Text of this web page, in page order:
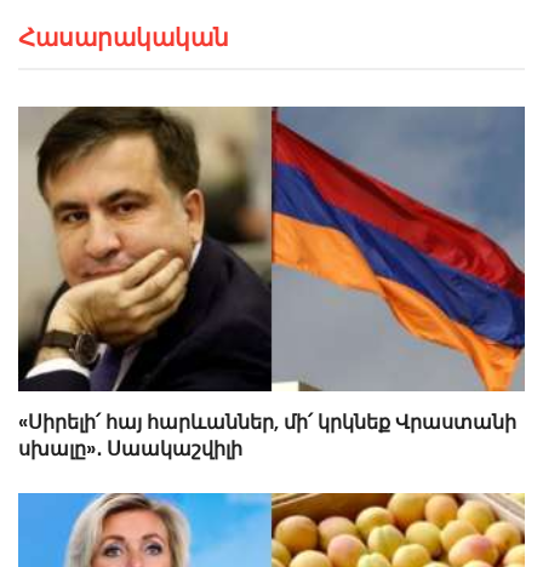
Հասարակական
«Սիրելի՛ հայ հարևաններ, մի՛ կրկնեք Վրաստանի
սխալը»․ Սաակաշվիլի